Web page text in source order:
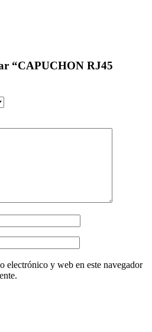
“CAPUCHON RJ45
electrónico y web en este navegador